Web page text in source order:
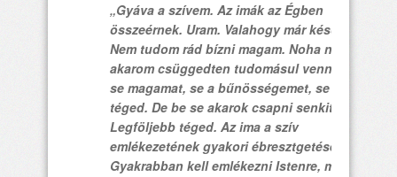
„Gyáva a szívem. Az imák az Égben
összeérnek. Uram. Valahogy már késő.
Nem tudom rád bízni magam. Noha nem
akarom csüggedten tudomásul venni –
se magamat, se a bűnösségemet, se
téged. De be se akarok csapni senkit.
Legföljebb téged. Az ima a szív
emlékezetének gyakori ébresztgetése.
Gyakrabban kell emlékezni Istenre, mint